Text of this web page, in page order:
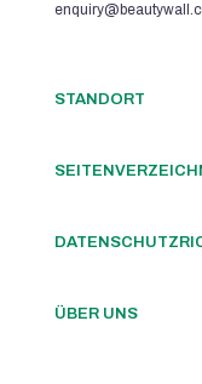
STANDORT
ÜBER UNS